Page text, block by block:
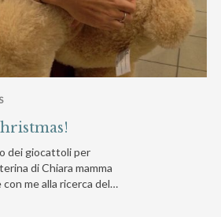
dei giocattoli per
di Chiara mamma
me alla ricerca del…